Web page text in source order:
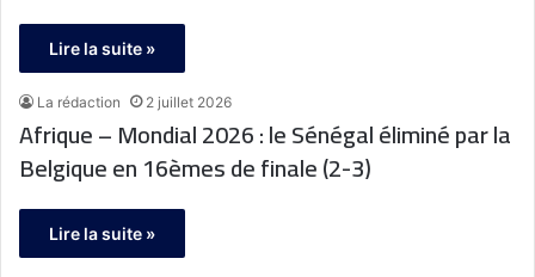
Lire la suite »
La rédaction 2 juillet 2026
Afrique – Mondial 2026 : le Sénégal éliminé par la
Belgique en 16èmes de finale (2-3)
Lire la suite »